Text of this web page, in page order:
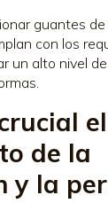
guantes
con los
un alto nivel
el
de la
y la